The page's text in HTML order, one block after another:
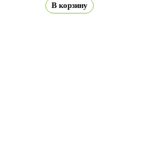
В корзину